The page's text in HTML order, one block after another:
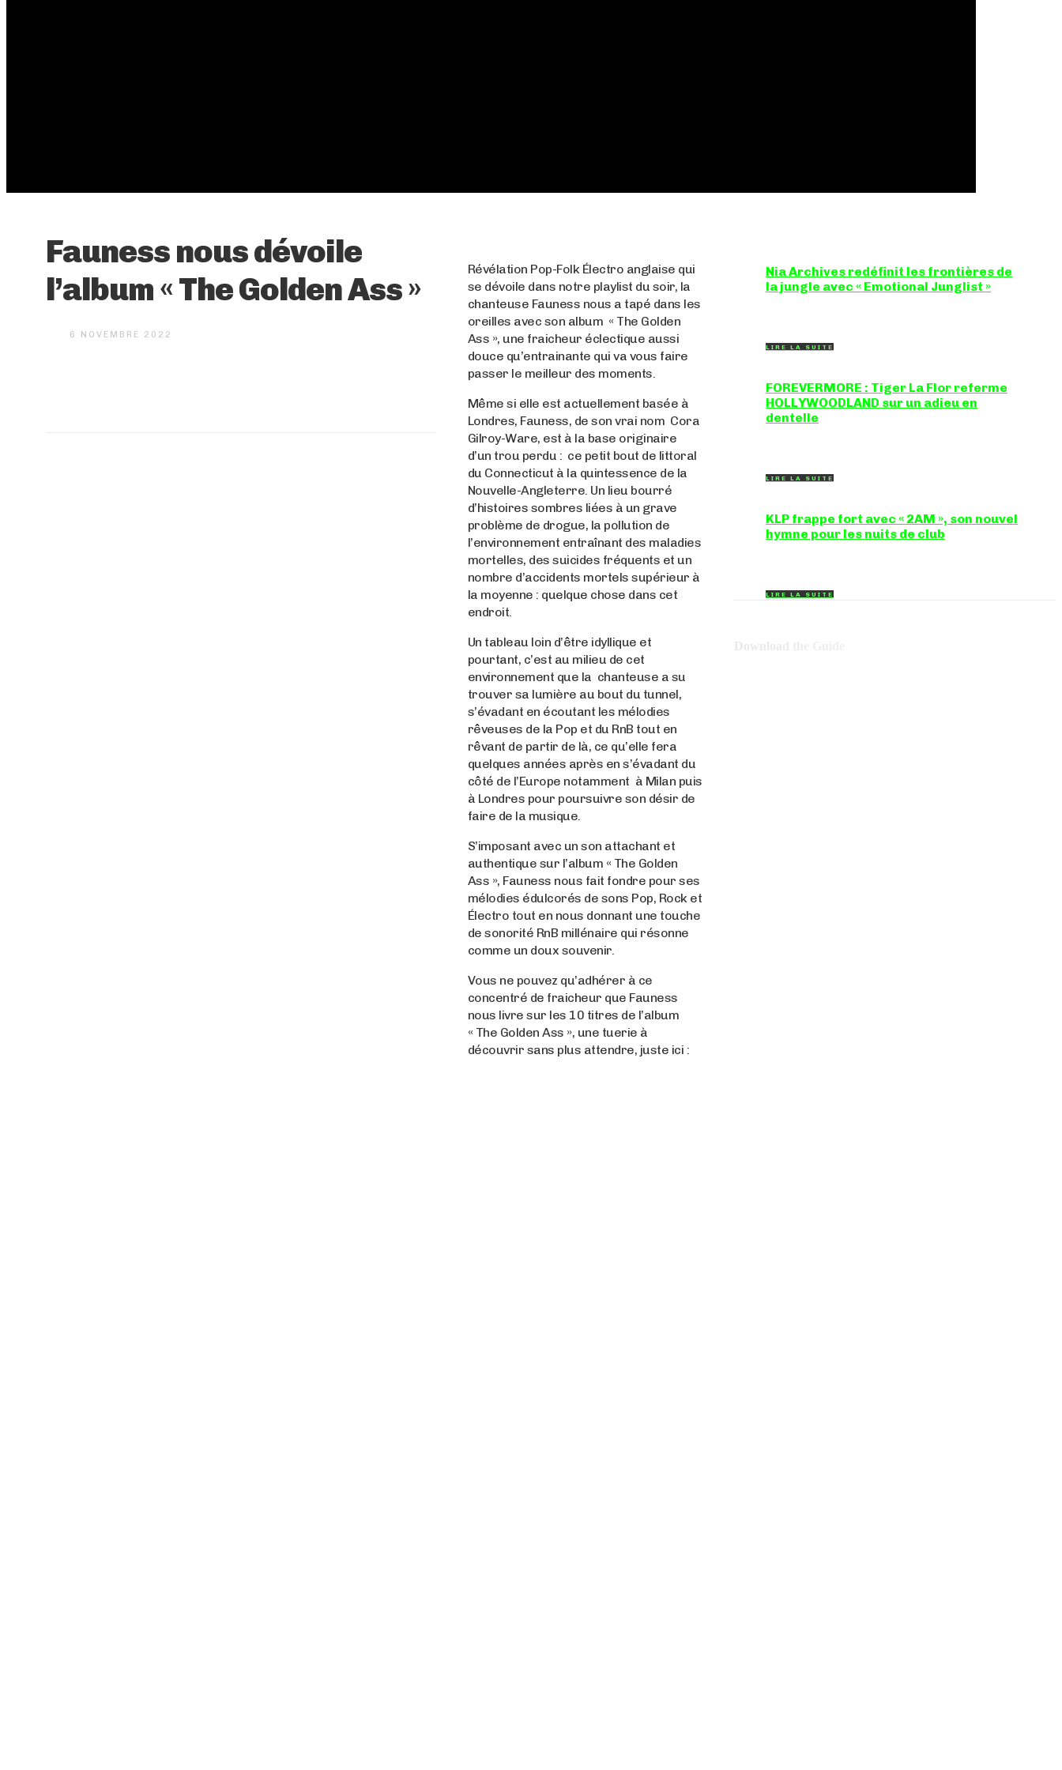
Fauness nous dévoile
l’album « The Golden Ass »
6 NOVEMBRE 2022
Révélation Pop-Folk Électro anglaise qui
se dévoile dans notre playlist du soir, la
chanteuse Fauness nous a tapé dans les
oreilles avec son album « The Golden
Ass », une fraicheur éclectique aussi
douce qu’entrainante qui va vous faire
passer le meilleur des moments.
Même si elle est actuellement basée à
Londres, Fauness, de son vrai nom Cora
Gilroy-Ware, est à la base originaire
d’un trou perdu : ce petit bout de littoral
du Connecticut à la quintessence de la
Nouvelle-Angleterre. Un lieu bourré
d’histoires sombres liées à un grave
problème de drogue, la pollution de
l’environnement entraînant des maladies
mortelles, des suicides fréquents et un
nombre d’accidents mortels supérieur à
la moyenne : quelque chose dans cet
endroit.
Un tableau loin d’être idyllique et
pourtant, c’est au milieu de cet
environnement que la chanteuse a su
trouver sa lumière au bout du tunnel,
s’évadant en écoutant les mélodies
rêveuses de la Pop et du RnB tout en
rêvant de partir de là, ce qu’elle fera
quelques années après en s’évadant du
côté de l’Europe notamment à Milan puis
à Londres pour poursuivre son désir de
faire de la musique.
S’imposant avec un son attachant et
authentique sur l’album « The Golden
Ass », Fauness nous fait fondre pour ses
mélodies édulcorés de sons Pop, Rock et
Électro tout en nous donnant une touche
de sonorité RnB millénaire qui résonne
comme un doux souvenir.
Vous ne pouvez qu’adhérer à ce
concentré de fraicheur que Fauness
nous livre sur les 10 titres de l’album
« The Golden Ass », une tuerie à
découvrir sans plus attendre, juste ici :
Nia Archives redéfinit les frontières de
la jungle avec « Emotional Junglist »
LIRE LA SUITE
FOREVERMORE : Tiger La Flor referme
HOLLYWOODLAND sur un adieu en
dentelle
LIRE LA SUITE
KLP frappe fort avec « 2AM », son nouvel
hymne pour les nuits de club
LIRE LA SUITE